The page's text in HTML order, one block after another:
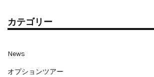
カテゴリー
News
オプションツアー